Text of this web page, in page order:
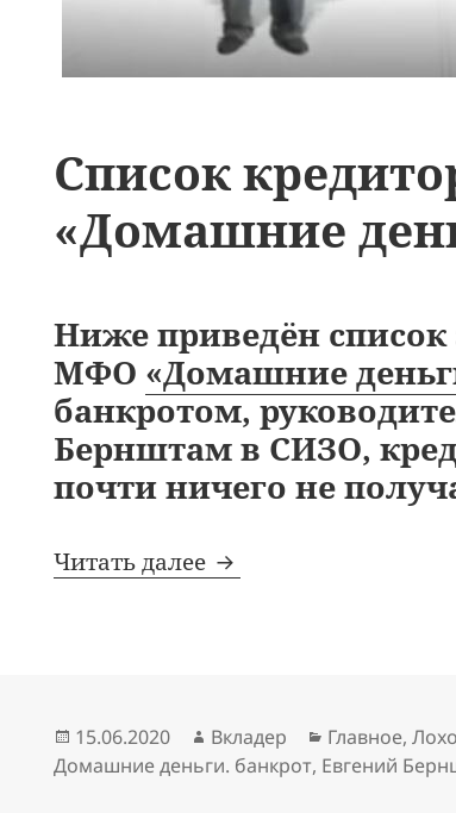
Список
«Домашние
Ниже приведён список
МФО «Домашние
банкротом,
Бернштам в СИЗО,
почти ничего не
Читать далее Список кредиторов
Опубликовано
15.06.2020 Автор
Вкладер Рубрики
Главное,
Домашние деньги. банкрот, Евгений